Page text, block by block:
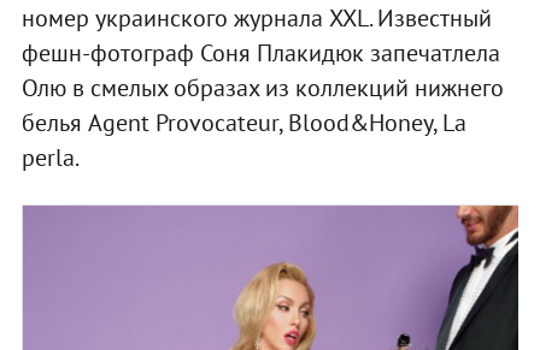
номер украинского журнала XXL. Известный
фешн-фотограф Соня Плакидюк запечатлела
Олю в смелых образах из коллекций нижнего
белья Agent Provocateur, Blood&Honey, La
perla.